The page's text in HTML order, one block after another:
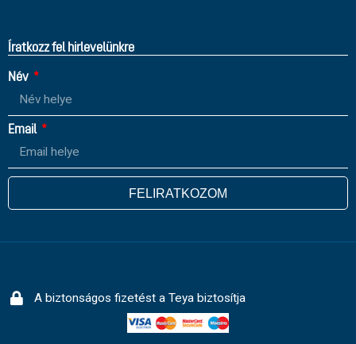
Íratkozz fel hirlevelünkre
Név
Email
FELIRATKOZOM
A biztonságos fizetést a Teya biztosítja